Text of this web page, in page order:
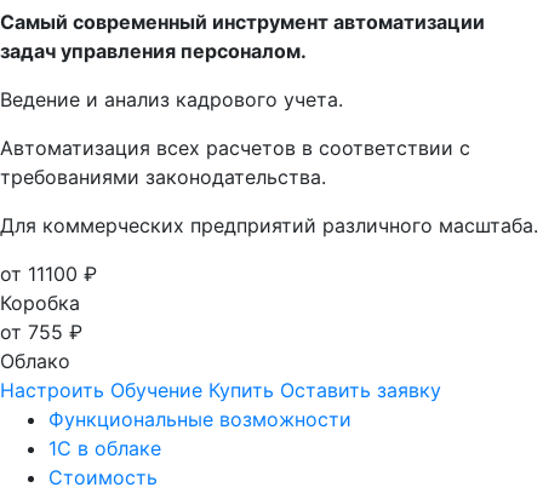
Самый современный инструмент автоматизации
задач управления персоналом.
Ведение и анализ кадрового учета.
Автоматизация всех расчетов в соответствии с
требованиями законодательства.
Для коммерческих предприятий различного масштаба.
от 11100 ₽
Коробка
от 755 ₽
Облако
Настроить Обучение Купить Оставить заявку
Функциональные возможности
1С в облаке
Стоимость